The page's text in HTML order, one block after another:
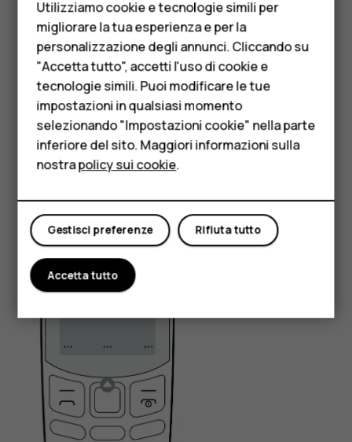
Telefoni per anziani
Accessori
HMD Terra M
Per le imprese
Tablet
Negozio
Il mio account
SelezionareIndietro.
Tornare alla Schermata iniziale
Premere il tasto di fine chiamata.
Accendere la torcia
Utilizziamo cookie e tecnologie simili per
migliorare la tua esperienza e per la
personalizzazione degli annunci. Cliccando su
"Accetta tutto", accetti l'uso di cookie e
tecnologie simili. Puoi modificare le tue
impostazioni in qualsiasi momento
selezionando "Impostazioni cookie" nella parte
inferiore del sito. Maggiori informazioni sulla
nostrapolicy sui cookie.
Rifiuta tutto
Gestisci preferenze
Accetta tutto